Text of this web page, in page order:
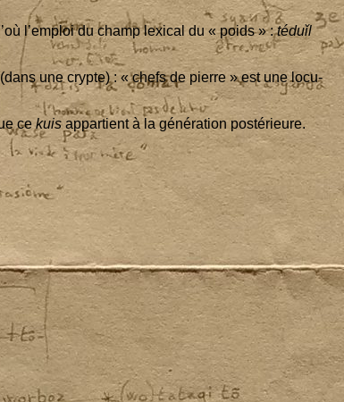
l’emploi du champ lexi­cal du « poids » :téduǐl
une crypte) : « chefs de pierre » est une locu­
cekuisappar­tient à la géné­ra­tion postérieure.